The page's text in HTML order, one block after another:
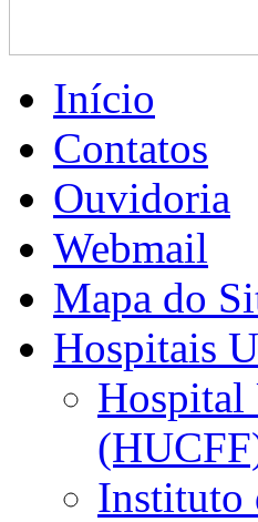
Início
Contatos
Ouvidoria
Webmail
Mapa do
Hospitais
Hospital
Instituto